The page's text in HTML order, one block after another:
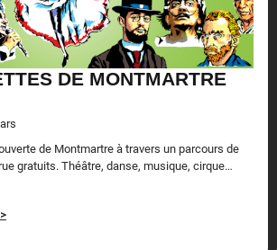
DE MONTMARTRE
de Montmartre à travers un parcours de
gratuits. Théâtre, danse, musique, cirque…